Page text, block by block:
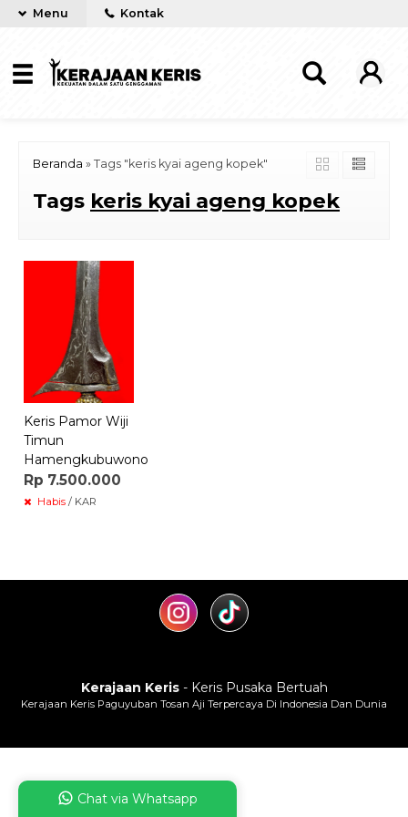
Menu Kontak
Beranda » Tags "keris kyai ageng kopek"
Tags keris kyai ageng kopek
Keris Pamor Wiji
Timun
Hamengkubuwono
Rp 7.500.000
Habis / KAR
Kerajaan Keris- Keris Pusaka Bertuah
Kerajaan Keris Paguyuban Tosan Aji Terpercaya Di Indonesia Dan Dunia
Chat via Whatsapp